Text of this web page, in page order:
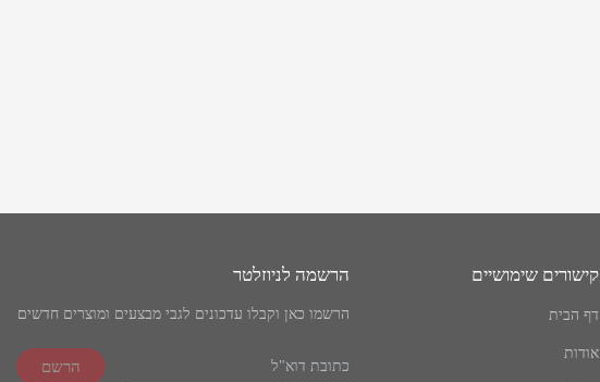
קישורים שימושיים
דף הבית
אודות
הרשמה לניוזלטר
הרשמו כאן וקבלו עדכונים לגבי מבצעים ומוצרים חדשים